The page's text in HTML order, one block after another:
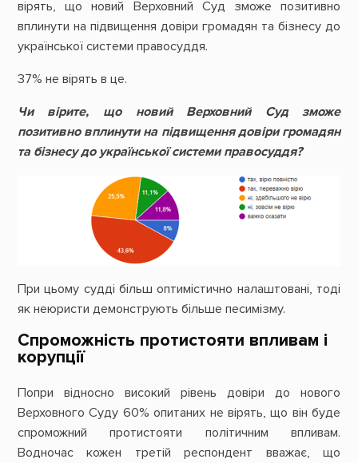
вірять, що новий Верховний Суд зможе позитивно
вплинути на підвищення довіри громадян та бізнесу до
української системи правосуддя.
37% не вірять в це.
Чи вірите, що новий Верховний Суд зможе
позитивно вплинути на підвищення довіри громадян
та бізнесу до української системи правосуддя?
При цьому судді більш оптимістично налаштовані, тоді
як неюристи демонструють більше песимізму.
Спроможність протистояти впливам і
корупції
Попри відносно високий рівень довіри до нового
Верховного Суду 60% опитаних не вірять, що він буде
спроможний протистояти політичним впливам.
Водночас кожен третій респондент вважає, що